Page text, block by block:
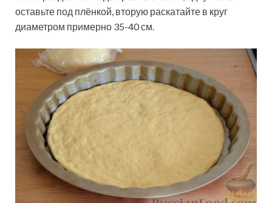
оставьте под плёнкой, вторую раскатайте в круг
диаметром примерно 35-40 см.